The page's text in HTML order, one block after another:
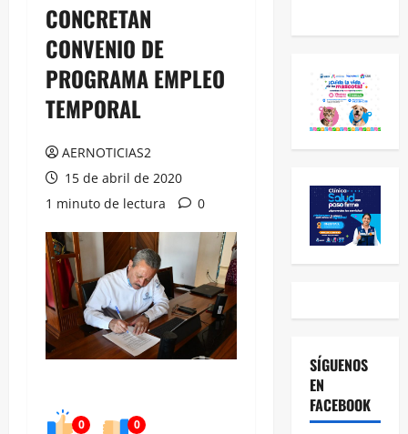
CONCRETAN
CONVENIO DE
PROGRAMA EMPLEO
TEMPORAL
AERNOTICIAS2
15 de abril de 2020
1 minuto de lectura
0
0 0
SÍGUENOS
EN
FACEBOOK